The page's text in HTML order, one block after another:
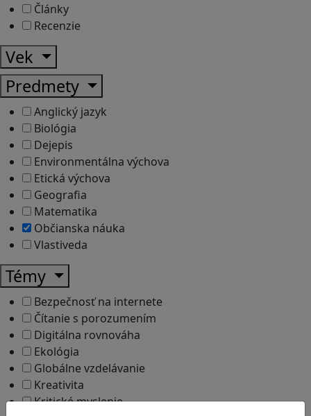
Články
Recenzie
Vek
Predmety
Anglický jazyk
Biológia
Dejepis
Environmentálna výchova
Etická výchova
Geografia
Matematika
Občianska náuka
Vlastiveda
Témy
Bezpečnosť na internete
Čítanie s porozumením
Digitálna rovnováha
Ekológia
Globálne vzdelávanie
Kreativita
Kritické myslenie